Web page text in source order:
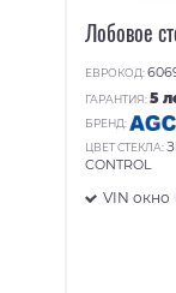
Лобовое
ЕВРОКОД:
ГАРАНТИЯ:5
БРЕНД:
ЦВЕТ СТЕКЛА:
CONTROL
VIN окно